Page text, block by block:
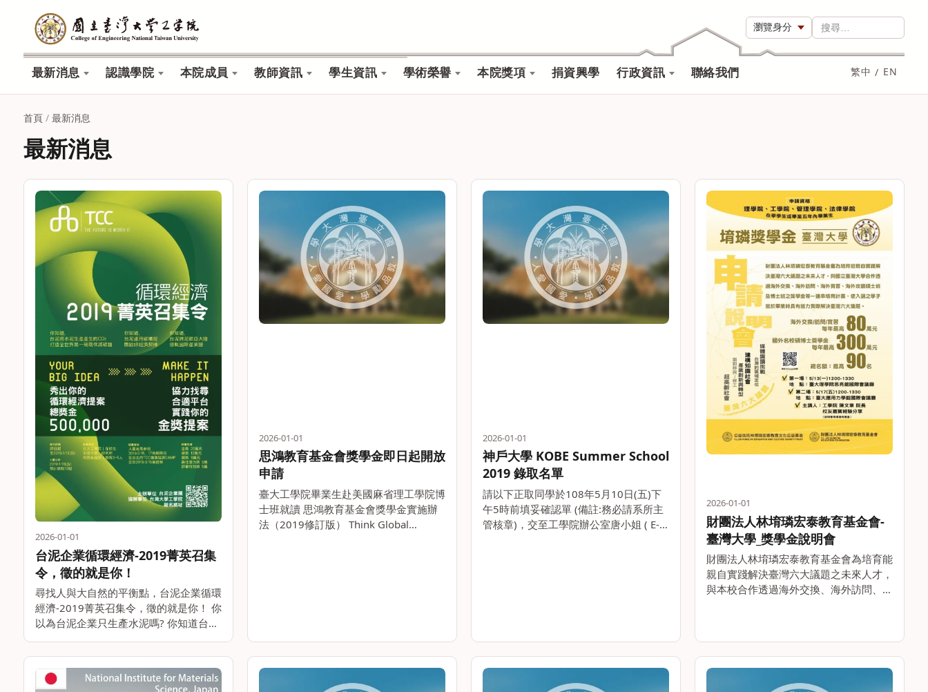
瀏覽身分
搜尋…
最新消息 認識學院 本院成員 教師資訊 學生資訊 學術榮譽 本院獎項 捐資興學 行政資訊 聯絡我們 繁中 / EN
首頁 / 最新消息
最新消息
2026-01-01
台泥企業循環經濟-2019菁英召集
令，徵的就是你！
尋找人與大自然的平衡點，台泥企業循環
經濟-2019菁英召集令，徵的就是你！ 你
以為台泥企業只生產水泥嗎? 你知道台泥
企業獲得全球水泥業首家通過BS 8001循
環經濟認證的企業嗎? 你知道台泥企業以
水泥生產時所產出的CO2打造出全世界第
一碗環。。
2026-01-01
思鴻教育基金會獎學金即日起開放
申請
臺大工學院畢業生赴美國麻省理工學院博
士班就讀 思鴻教育基金會獎學金實施辦
法（2019修訂版） Think Global
2026-01-01
神戶大學 KOBE Summer School
2019 錄取名單
請以下正取同學於108年5月10日(五)下
午5時前填妥確認單 (備註:務必請系所主
管核章)，交至工學院辦公室唐小姐 ( E-
2026-01-01
財團法人林堉璘宏泰教育基金會-
臺灣大學_獎學金說明會
財團法人林堉璘宏泰教育基金會為培育能
親自實踐解決臺灣六大議題之未來人才，
與本校合作透過海外交換、海外訪問、海